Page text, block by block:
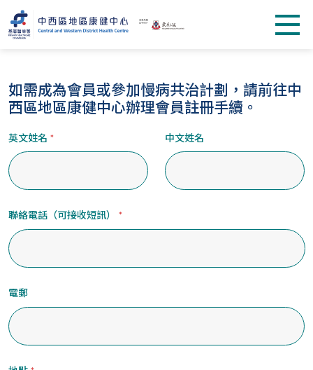
如需成為會員或參加慢病共治計劃，請前往中
西區地區康健中心辦理會員註冊手續。
英文姓名 * 中文姓名
聯絡電話（可接收短訊） *
電郵